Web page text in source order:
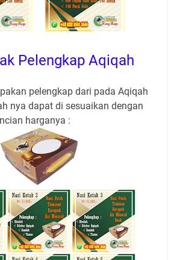
Pelengkap Aqiqah
pelengkap dari pada Aqiqah
nya dapat di sesuaikan dengan
harganya :